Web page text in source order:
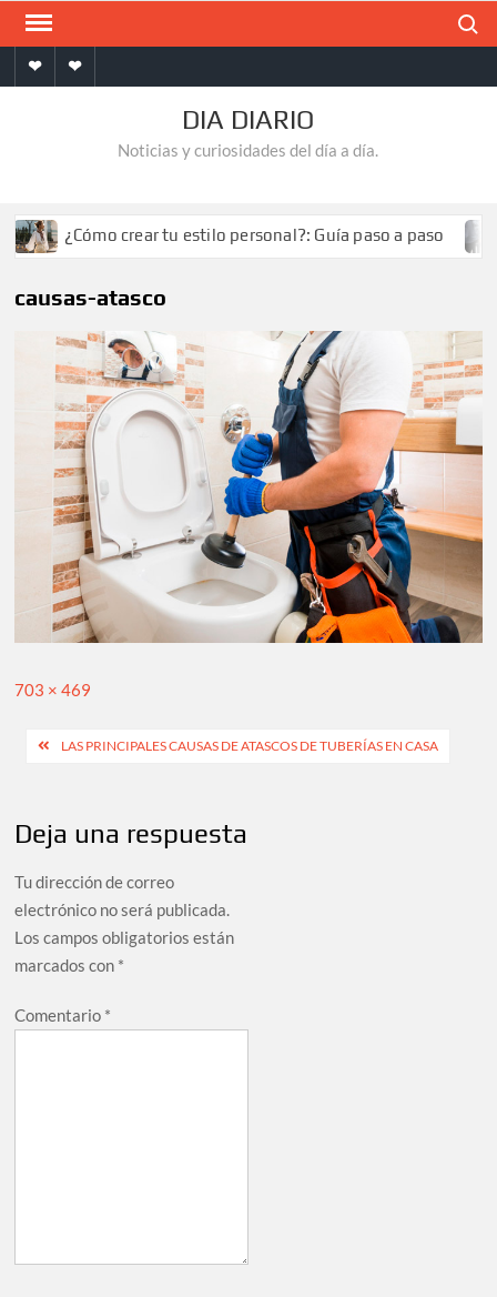
Saltar
contenido
InicioContacto
DIA DIARIO
Noticias y curiosidades del día a día.
¿Cómo crear tu estilo personal?: Guía paso a paso
causas-atasco
Tamaño
703 × 469
Navegación
entradas
LAS PRINCIPALES CAUSAS DE ATASCOS DE TUBERÍAS EN CASA
Deja una respuesta
Tu dirección de correo
electrónico no será publicada.
Los campos obligatorios están
marcados con *
Comentario *